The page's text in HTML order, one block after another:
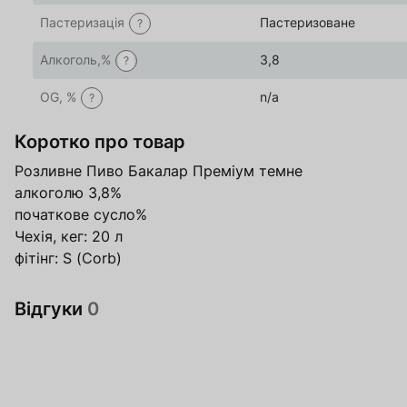
Пастеризація ? Пастеризоване
Алкоголь,% ? 3,8
OG, % ? n/a
Коротко про товар
Розливне Пиво Бакалар Преміум темне
алкоголю 3,8%
початкове сусло%
Чехія, кег: 20 л
фітінг: S (Corb)
Відгуки 0